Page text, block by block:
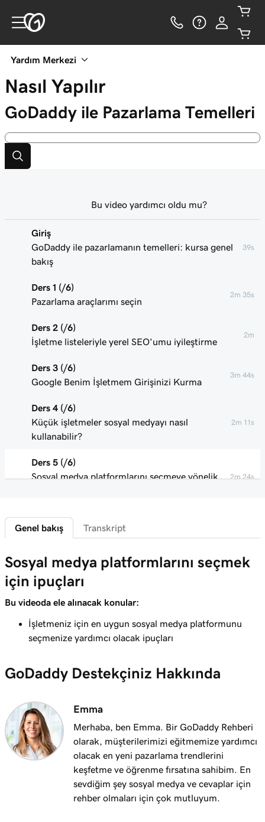
Yardım Merkezi
Nasıl Yapılır
GoDaddy ile Pazarlama Temelleri
Giriş
GoDaddy ile pazarlamanın temelleri: kursa genel
bakış
39s
Ders 1 (/6)
Pazarlama araçlarımı seçin
2m 35s
Ders 2 (/6)
İşletme listeleriyle yerel SEO'umu iyileştirme
2m
Ders 3 (/6)
Google Benim İşletmem Girişinizi Kurma
3m 44s
Ders 4 (/6)
Küçük işletmeler sosyal medyayı nasıl
kullanabilir?
2m 11s
Ders 5 (/6)
Sosyal medya platformlarını seçmeye yönelik
2m 24s
Ders 6 (/6)
Web Siteleri + Pazarlamada Facebook'a
Bu video yardımcı oldu mu?
Genel bakış Transkript
Sosyal medya platformlarını seçmek
için ipuçları
Bu videoda ele alınacak konular:
İşletmeniz için en uygun sosyal medya platformunu
seçmenize yardımcı olacak ipuçları
GoDaddy Destekçiniz Hakkında
Emma
Merhaba, ben Emma. Bir GoDaddy Rehberi
olarak, müşterilerimizi eğitmemize yardımcı
olacak en yeni pazarlama trendlerini
keşfetme ve öğrenme fırsatına sahibim. En
sevdiğim şey sosyal medya ve cevaplar için
rehber olmaları için çok mutluyum.